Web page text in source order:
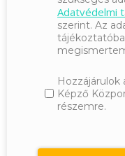
Adatvédelmi
szerint. Az
Hozzájárulok
Képző
részemre.